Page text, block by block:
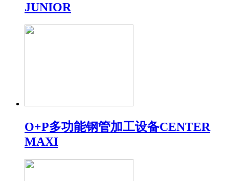
JUNIOR
O+P多功能钢管加工设备CENTER
MAXI